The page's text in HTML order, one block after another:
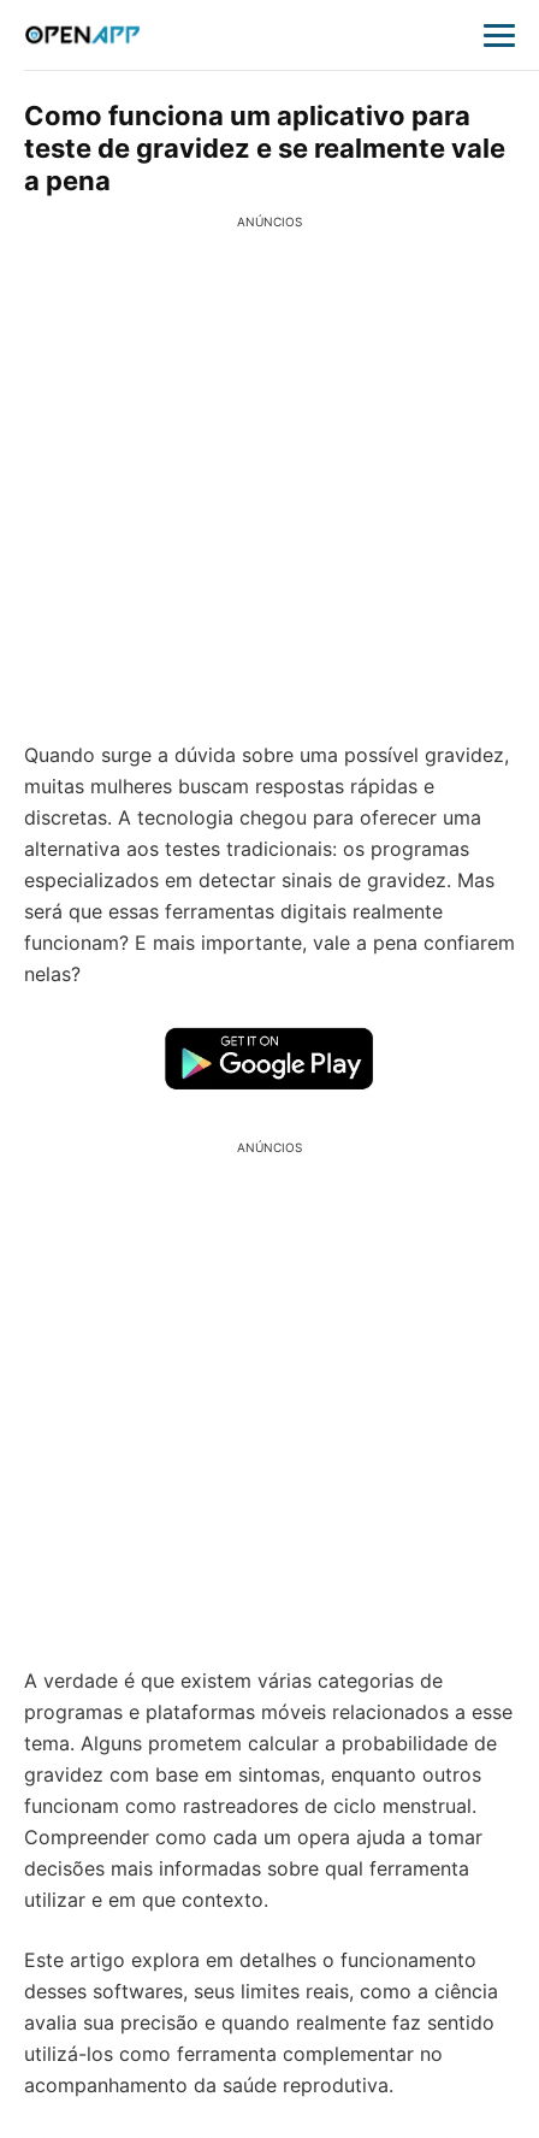
Como funciona um aplicativo para
teste de gravidez e se realmente vale
a pena
ANÚNCIOS
Quando surge a dúvida sobre uma possível gravidez,
muitas mulheres buscam respostas rápidas e
discretas. A tecnologia chegou para oferecer uma
alternativa aos testes tradicionais: os programas
especializados em detectar sinais de gravidez. Mas
será que essas ferramentas digitais realmente
funcionam? E mais importante, vale a pena confiarem
nelas?
ANÚNCIOS
A verdade é que existem várias categorias de
programas e plataformas móveis relacionados a esse
tema. Alguns prometem calcular a probabilidade de
gravidez com base em sintomas, enquanto outros
funcionam como rastreadores de ciclo menstrual.
Compreender como cada um opera ajuda a tomar
decisões mais informadas sobre qual ferramenta
utilizar e em que contexto.
Este artigo explora em detalhes o funcionamento
desses softwares, seus limites reais, como a ciência
avalia sua precisão e quando realmente faz sentido
utilizá-los como ferramenta complementar no
acompanhamento da saúde reprodutiva.